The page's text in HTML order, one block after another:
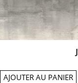
AJOUTER AU PANIER